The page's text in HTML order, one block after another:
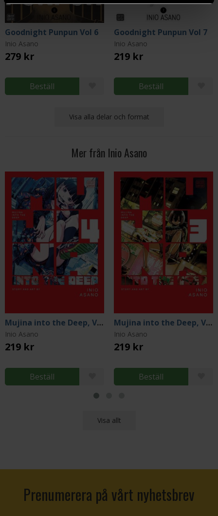
Goodnight Punpun Vol 6
Inio Asano
279 kr
Beställ
Goodnight Punpun Vol 7
Inio Asano
219 kr
Beställ
Visa alla delar och format
Mer från Inio Asano
Mujina into the Deep, Vol 4
Inio Asano
219 kr
Beställ
Mujina into the Deep, Vol 3
Inio Asano
219 kr
Beställ
Visa allt
Prenumerera på vårt nyhetsbrev